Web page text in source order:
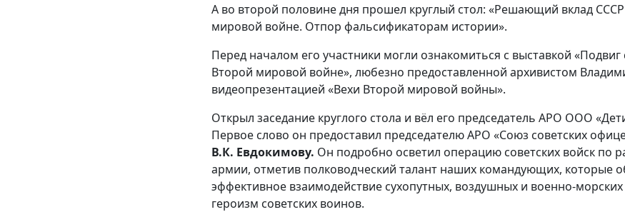
А во второй половине дня прошел круглый стол: «Решающий вклад
мировой войне. Отпор фальсификаторам истории».
Перед началом его участники могли ознакомиться с выставкой «Подвиг
Второй мировой войне», любезно предоставленной архивистом
видеопрезентацией «Вехи Второй мировой войны».
Открыл заседание круглого стола и вёл его председатель АРО ООО
Первое слово он предоставил председателю АРО «Союз советских
В.К. Евдокимову. Он подробно осветил операцию советских войск по
армии, отметив полководческий талант наших командующих, которые
эффективное взаимодействие сухопутных, воздушных и военно-
героизм советских воинов.